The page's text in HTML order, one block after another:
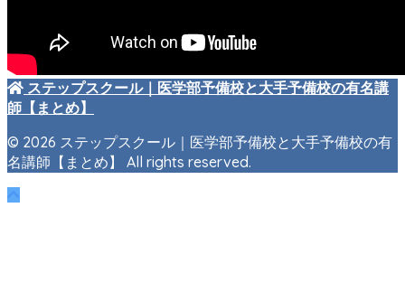
ステップスクール｜医学部予備校と大手予備校の有名講
師【まとめ】
© 2026 ステップスクール｜医学部予備校と大手予備校の有
名講師【まとめ】 All rights reserved.